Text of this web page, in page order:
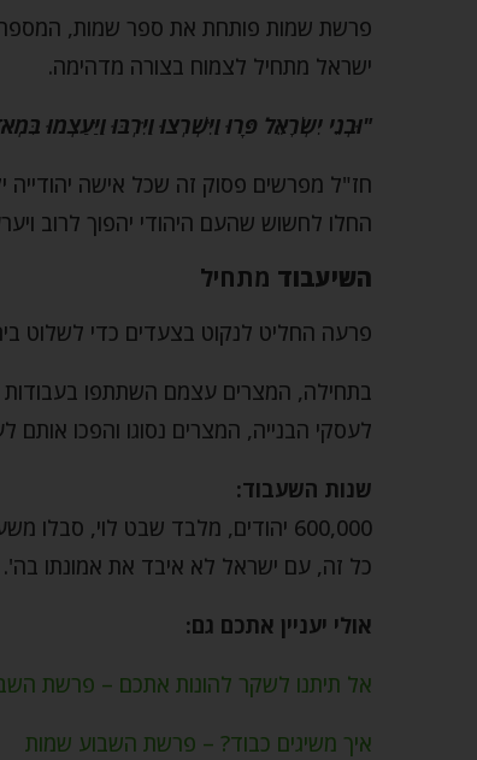
פרשת שמות פותחת את ספר שמות, המספר
ישראל מתחיל לצמוח בצורה מדהימה.
"וּבְנֵי יִשְׂרָאֵל פָּרוּ וַיִּשְׁרְצוּ וַיִּרְבּוּ וַיַּעַצְמוּ
חז"ל מפרשים פסוק זה שכל אישה
החלו לחשוש שהעם היהודי יהפוך לרוב
השיעבוד מתחיל
פרעה החליט לנקוט בצעדים כדי לשלוט
בתחילה, המצרים עצמם השתתפו בעבודות
לעסקי הבנייה, המצרים נסוגו והפכו אותם
שנות השעבוד:
600,000 יהודים, מלבד שבט לוי,
כל זה, עם ישראל לא איבד את אמונתו בה'.
אולי יעניין אתכם גם:
אל תיתנו לשקר להונות אתכם – פרשת
איך משיגים כבוד? – פרשת השבוע שמות